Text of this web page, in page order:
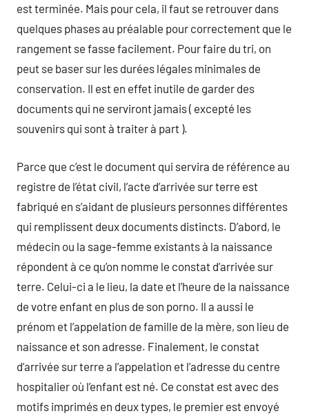
est terminée. Mais pour cela, il faut se retrouver dans
quelques phases au préalable pour correctement que le
rangement se fasse facilement. Pour faire du tri, on
peut se baser sur les durées légales minimales de
conservation. Il est en effet inutile de garder des
documents qui ne serviront jamais ( excepté les
souvenirs qui sont à traiter à part ).
Parce que c’est le document qui servira de référence au
registre de l’état civil, l’acte d’arrivée sur terre est
fabriqué en s’aidant de plusieurs personnes différentes
qui remplissent deux documents distincts. D’abord, le
médecin ou la sage-femme existants à la naissance
répondent à ce qu’on nomme le constat d’arrivée sur
terre. Celui-ci a le lieu, la date et l’heure de la naissance
de votre enfant en plus de son porno. Il a aussi le
prénom et l’appelation de famille de la mère, son lieu de
naissance et son adresse. Finalement, le constat
d’arrivée sur terre a l’appelation et l’adresse du centre
hospitalier où l’enfant est né. Ce constat est avec des
motifs imprimés en deux types, le premier est envoyé